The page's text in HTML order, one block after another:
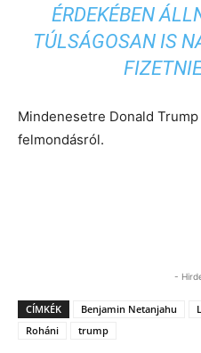
ÉRDEKÉBEN
TÚLSÁGOSAN IS
Mindenesetre Donald
felmondásról.
-
CÍMKÉK Benjamin Netanjahu
Roháni
trump